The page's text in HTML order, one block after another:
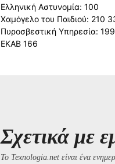
Ελληνική Αστυνομία: 100
Χαμόγελο του Παιδιού: 210
Πυροσβεστική Υπηρεσία: 199
ΕΚΑΒ 166
Σχετικά με
Το Texnologia.net είναι ένα